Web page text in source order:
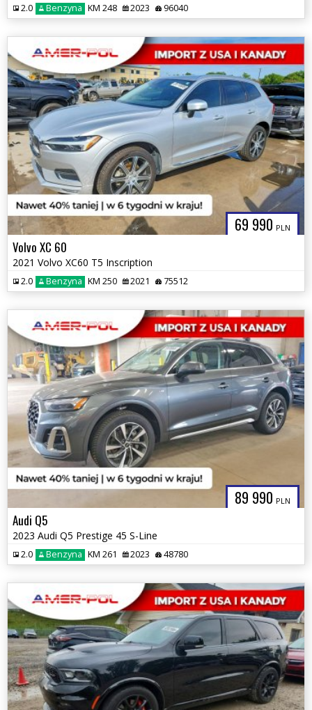
2.0 Benzyna KM 248 2023 96040
69 990 PLN
Volvo XC 60
2021 Volvo XC60 T5 Inscription
2.0 Benzyna KM 250 2021 75512
89 990 PLN
Audi Q5
2023 Audi Q5 Prestige 45 S-Line
2.0 Benzyna KM 261 2023 48780